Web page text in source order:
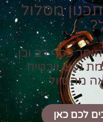
מסלול
כסף רב וכן
נפש ויבטיח
מהטיול
לכם כאן